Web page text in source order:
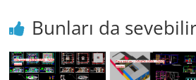
Bunları da